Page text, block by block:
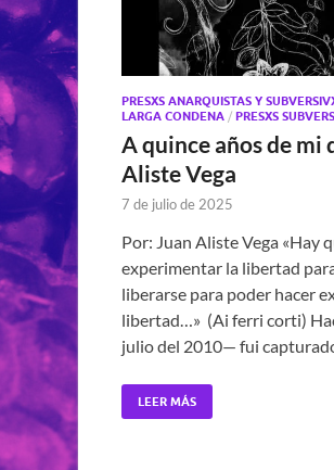
PRESXS ANARQUISTAS Y
LARGA CONDENA / PRESXS
A quince años de mi
Aliste Vega
7 de julio de 2025
Por: Juan Aliste Vega «Hay
experimentar la libertad
liberarse para poder hacer
libertad…» (Ai ferri corti)
julio del 2010— fui
LEER MÁS